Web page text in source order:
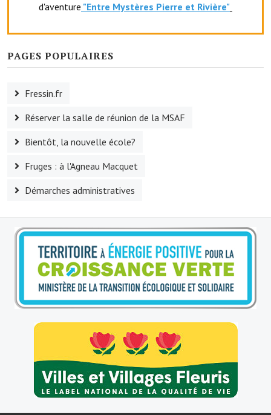
L'association des anciens combattants
L'association des anciens sapeurs-pompiers volontaires
Village sportif
Les foulées Fressinoises
Le calendrier annuel
Liste et coordonnées des associations
TOURISME, PATRIMOINE
Les panneaux du patrimoine
Le château
Georges Bernanos
d'aventure "Entre Mystères Pierre et Rivière"
PAGES POPULAIRES
Fressin.fr
Réserver la salle de réunion de la MSAF
Bientôt, la nouvelle école?
Fruges : à l'Agneau Macquet
Démarches administratives